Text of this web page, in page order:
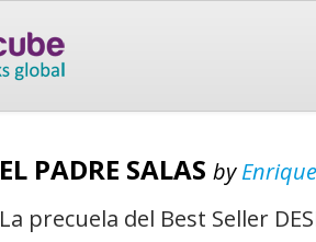
EL PADRE SALAS by
La precuela del Best Seller